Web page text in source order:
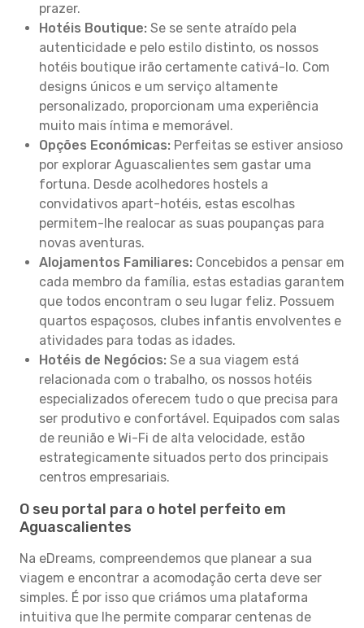
prazer.
Hotéis Boutique: Se se sente atraído pela
autenticidade e pelo estilo distinto, os nossos
hotéis boutique irão certamente cativá-lo. Com
designs únicos e um serviço altamente
personalizado, proporcionam uma experiência
muito mais íntima e memorável.
Opções Económicas: Perfeitas se estiver ansioso
por explorar Aguascalientes sem gastar uma
fortuna. Desde acolhedores hostels a
convidativos apart-hotéis, estas escolhas
permitem-lhe realocar as suas poupanças para
novas aventuras.
Alojamentos Familiares: Concebidos a pensar em
cada membro da família, estas estadias garantem
que todos encontram o seu lugar feliz. Possuem
quartos espaçosos, clubes infantis envolventes e
atividades para todas as idades.
Hotéis de Negócios: Se a sua viagem está
relacionada com o trabalho, os nossos hotéis
especializados oferecem tudo o que precisa para
ser produtivo e confortável. Equipados com salas
de reunião e Wi-Fi de alta velocidade, estão
estrategicamente situados perto dos principais
centros empresariais.
O seu portal para o hotel perfeito em
Aguascalientes
Na eDreams, compreendemos que planear a sua
viagem e encontrar a acomodação certa deve ser
simples. É por isso que criámos uma plataforma
intuitiva que lhe permite comparar centenas de